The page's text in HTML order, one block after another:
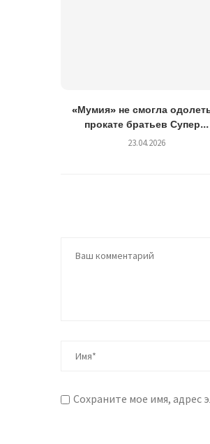
«Мумия» не смогла
прокате братьев Супер...
23.04.2026
Сохраните мое имя, адрес